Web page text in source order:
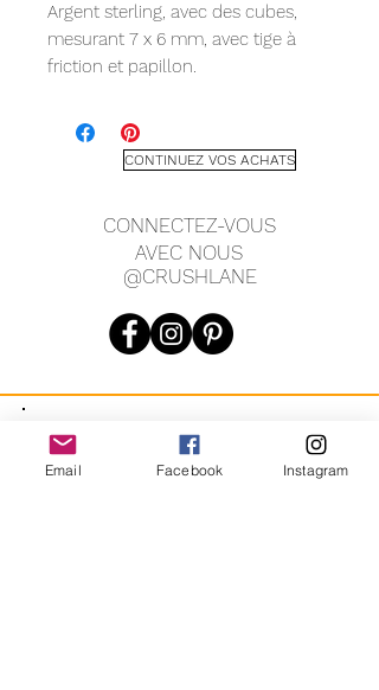
Argent sterling, avec des cubes,
mesurant 7 x 6 mm, avec tige à
friction et papillon.
CONTINUEZ VOS ACHATS
CONNECTEZ-VOUS
AVEC NOUS
@CRUSHLANE
JOIN OUR MAILING LIST
Email Facebook Instagram